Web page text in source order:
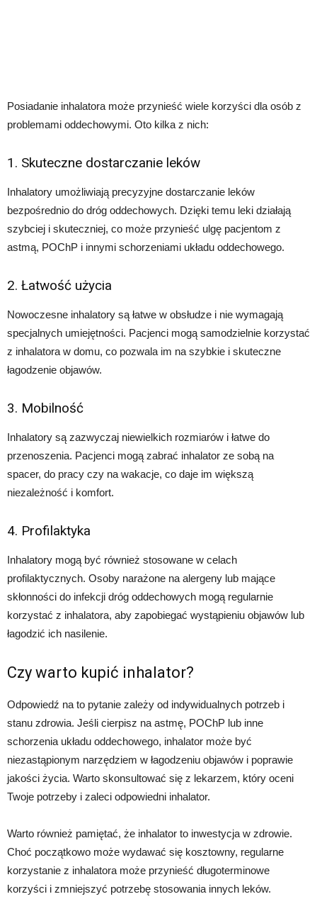
Posiadanie inhalatora może przynieść wiele korzyści dla osób z
problemami oddechowymi. Oto kilka z nich:
1. Skuteczne dostarczanie leków
Inhalatory umożliwiają precyzyjne dostarczanie leków
bezpośrednio do dróg oddechowych. Dzięki temu leki działają
szybciej i skuteczniej, co może przynieść ulgę pacjentom z
astmą, POChP i innymi schorzeniami układu oddechowego.
2. Łatwość użycia
Nowoczesne inhalatory są łatwe w obsłudze i nie wymagają
specjalnych umiejętności. Pacjenci mogą samodzielnie korzystać
z inhalatora w domu, co pozwala im na szybkie i skuteczne
łagodzenie objawów.
3. Mobilność
Inhalatory są zazwyczaj niewielkich rozmiarów i łatwe do
przenoszenia. Pacjenci mogą zabrać inhalator ze sobą na
spacer, do pracy czy na wakacje, co daje im większą
niezależność i komfort.
4. Profilaktyka
Inhalatory mogą być również stosowane w celach
profilaktycznych. Osoby narażone na alergeny lub mające
skłonności do infekcji dróg oddechowych mogą regularnie
korzystać z inhalatora, aby zapobiegać wystąpieniu objawów lub
łagodzić ich nasilenie.
Czy warto kupić inhalator?
Odpowiedź na to pytanie zależy od indywidualnych potrzeb i
stanu zdrowia. Jeśli cierpisz na astmę, POChP lub inne
schorzenia układu oddechowego, inhalator może być
niezastąpionym narzędziem w łagodzeniu objawów i poprawie
jakości życia. Warto skonsultować się z lekarzem, który oceni
Twoje potrzeby i zaleci odpowiedni inhalator.
Warto również pamiętać, że inhalator to inwestycja w zdrowie.
Choć początkowo może wydawać się kosztowny, regularne
korzystanie z inhalatora może przynieść długoterminowe
korzyści i zmniejszyć potrzebę stosowania innych leków.